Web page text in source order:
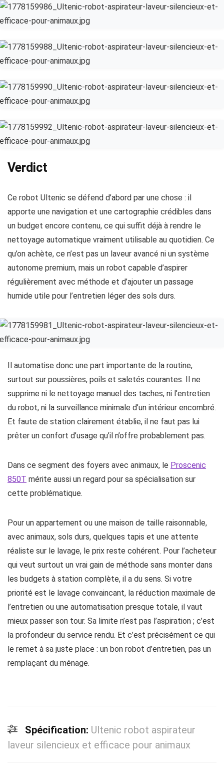
Verdict
Ce robot Ultenic se défend d’abord par une chose : il
apporte une navigation et une cartographie crédibles dans
un budget encore contenu, ce qui suffit déjà à rendre le
nettoyage automatique vraiment utilisable au quotidien. Ce
qu’on achète, ce n’est pas un laveur avancé ni un système
autonome premium, mais un robot capable d’aspirer
régulièrement avec méthode et d’ajouter un passage
humide utile pour l’entretien léger des sols durs.
Il automatise donc une part importante de la routine,
surtout sur poussières, poils et saletés courantes. Il ne
supprime ni le nettoyage manuel des taches, ni l’entretien
du robot, ni la surveillance minimale d’un intérieur encombré.
Et faute de station clairement établie, il ne faut pas lui
prêter un confort d’usage qu’il n’offre probablement pas.
Dans ce segment des foyers avec animaux, le Proscenic
850T mérite aussi un regard pour sa spécialisation sur
cette problématique.
Pour un appartement ou une maison de taille raisonnable,
avec animaux, sols durs, quelques tapis et une attente
réaliste sur le lavage, le prix reste cohérent. Pour l’acheteur
qui veut surtout un vrai gain de méthode sans monter dans
les budgets à station complète, il a du sens. Si votre
priorité est le lavage convaincant, la réduction maximale de
l’entretien ou une automatisation presque totale, il vaut
mieux passer son tour. Sa limite n’est pas l’aspiration ; c’est
la profondeur du service rendu. Et c’est précisément ce qui
le remet à sa juste place : un bon robot d’entretien, pas un
remplaçant du ménage.
Spécification: Ultenic robot aspirateur
laveur silencieux et efficace pour animaux